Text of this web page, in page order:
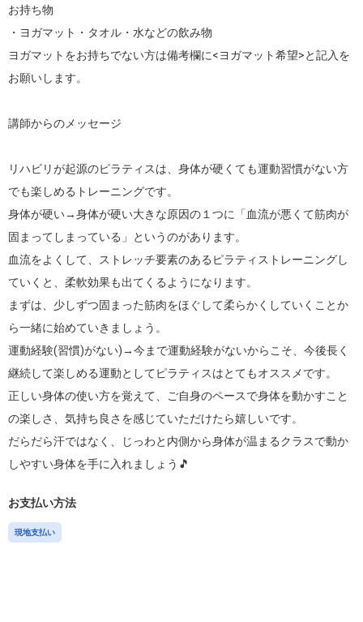
お持ち物
・ヨガマット・タオル・水などの飲み物
ヨガマットをお持ちでない方は備考欄に<ヨガマット希望>と記入を
お願いします。
講師からのメッセージ
リハビリが起源のピラティスは、身体が硬くても運動習慣がない方
でも楽しめるトレーニングです。
身体が硬い→身体が硬い大きな原因の１つに「血流が悪くて筋肉が
固まってしまっている」というのがあります。
血流をよくして、ストレッチ要素のあるピラティストレーニングし
ていくと、柔軟効果も出てくるようになります。
まずは、少しずつ固まった筋肉をほぐして柔らかくしていくことか
ら一緒に始めていきましょう。
運動経験(習慣)がない)→今まで運動経験がないからこそ、今後長く
継続して楽しめる運動としてピラティスはとてもオススメです。
正しい身体の使い方を覚えて、ご自身のペースで身体を動かすこと
の楽しさ、気持ち良さを感じていただけたら嬉しいです。
だらだら汗ではなく、じっわと内側から身体が温まるクラスで動か
しやすい身体を手に入れましょう🎵
お支払い方法
現地支払い